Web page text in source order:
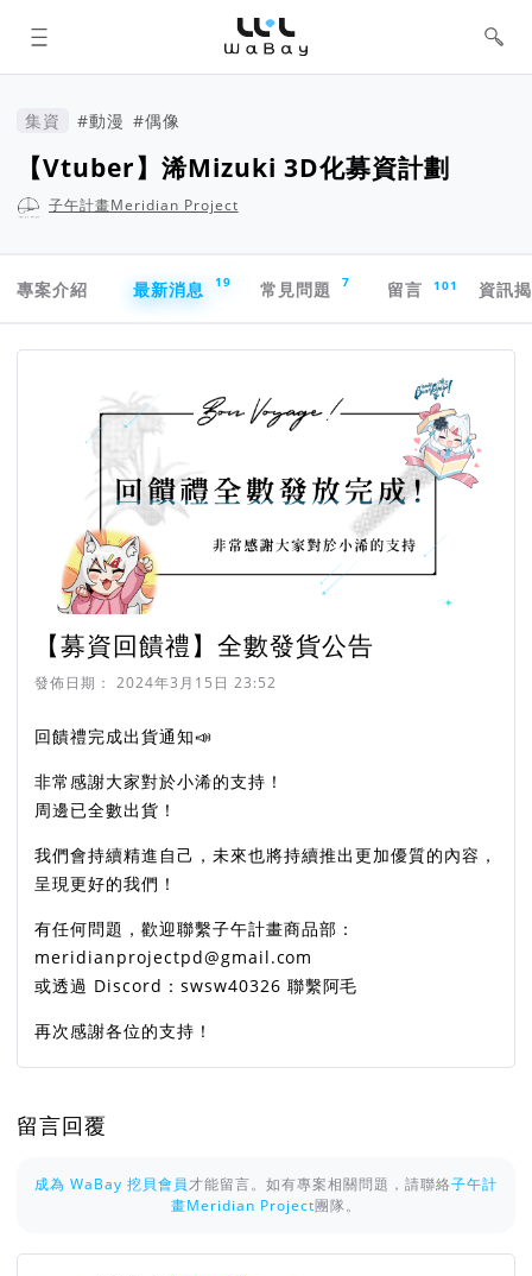
WaBay 挖貝 | 台灣最值得信賴的群眾
集資 / 群眾募資平台
集資 #動漫 #偶像
【Vtuber】浠Mizuki 3D化募資計劃
子午計畫Meridian Project
專案介紹
最新消息 19 常見問題 7 留言 101 資訊
【募資回饋禮】全數發貨公告
發佈日期： 2024年3月15日 23:52
回饋禮完成出貨通知📣
非常感謝大家對於小浠的支持！
周邊已全數出貨！
我們會持續精進自己，未來也將持續推出更加優質的內容，
呈現更好的我們！
有任何問題，歡迎聯繫子午計畫商品部：
meridianprojectpd@gmail.com
或透過 Discord：swsw40326 聯繫阿毛
再次感謝各位的支持！
留言回覆
成為 WaBay 挖貝會員才能留言。如有專案相關問題，請聯絡子午計
畫Meridian Project團隊。